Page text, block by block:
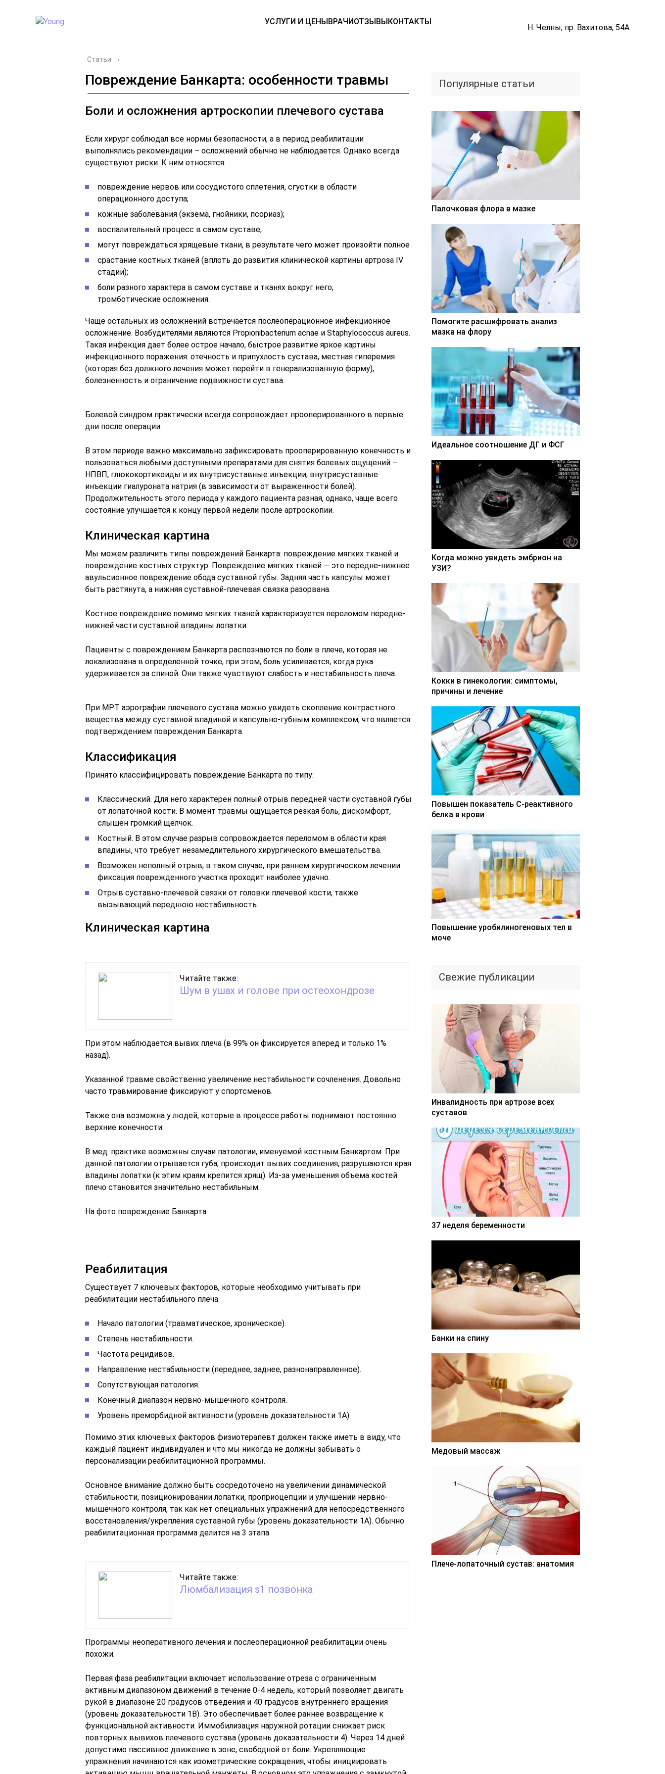
УСЛУГИ И ЦЕНЫВРАЧИОТЗЫВЫКОНТАКТЫ
Н. Челны, пр. Вахитова, 54А
Статьи ›
Повреждение Банкарта: особенности травмы
Боли и осложнения артроскопии плечевого сустава
Если хирург соблюдал все нормы безопасности, а в период реабилитации
выполнялись рекомендации – осложнений обычно не наблюдается. Однако всегда
существуют риски. К ним относятся:
повреждение нервов или сосудистого сплетения, сгустки в области
операционного доступа;
кожные заболевания (экзема, гнойники, псориаз);
воспалительный процесс в самом суставе;
могут повреждаться хрящевые ткани, в результате чего может произойти полное
срастание костных тканей (вплоть до развития клинической картины артроза IV
стадии);
боли разного характера в самом суставе и тканях вокруг него;
тромботические осложнения.
Чаще остальных из осложнений встречается послеоперационное инфекционное
осложнение. Возбудителями являются Propionibacterium acnae и Staphylococcus aureus.
Такая инфекция дает более острое начало, быстрое развитие яркое картины
инфекционного поражения: отечность и припухлость сустава, местная гиперемия
(которая без должного лечения может перейти в генерализованную форму),
болезненность и ограничение подвижности сустава.
Болевой синдром практически всегда сопровождает прооперированного в первые
дни после операции.
В этом периоде важно максимально зафиксировать прооперированную конечность и
пользоваться любыми доступными препаратами для снятия болевых ощущений –
НПВП, глюкокортикоиды и их внутрисуставные инъекции, внутрисуставные
инъекции гиалуроната натрия (в зависимости от выраженности болей).
Продолжительность этого периода у каждого пациента разная, однако, чаще всего
состояние улучшается к концу первой недели после артроскопии.
Клиническая картина
Мы можем различить типы повреждений Банкарта: повреждение мягких тканей и
повреждение костных структур. Повреждение мягких тканей — это передне-нижнее
авульсионное повреждение обода суставной губы. Задняя часть капсулы может
быть растянута, а нижняя суставной-плечевая связка разорвана.
Костное повреждение помимо мягких тканей характеризуется переломом передне-
нижней части суставной впадины лопатки.
Пациенты с повреждением Банкарта распознаются по боли в плече, которая не
локализована в определенной точке, при этом, боль усиливается, когда рука
удерживается за спиной. Они также чувствуют слабость и нестабильность плеча.
При МРТ аэрографии плечевого сустава можно увидеть скопление контрастного
вещества между суставной впадиной и капсульно-губным комплексом, что является
подтверждением повреждения Банкарта.
Классификация
Принято классифицировать повреждение Банкарта по типу:
Классический. Для него характерен полный отрыв передней части суставной губы
от лопаточной кости. В момент травмы ощущается резкая боль, дискомфорт,
слышен громкий щелчок.
Костный. В этом случае разрыв сопровождается переломом в области края
впадины, что требует незамедлительного хирургического вмешательства.
Возможен неполный отрыв, в таком случае, при раннем хирургическом лечении
фиксация поврежденного участка проходит наиболее удачно.
Отрыв суставно-плечевой связки от головки плечевой кости, также
вызывающий переднюю нестабильность.
Клиническая картина
Читайте также:
Шум в ушах и голове при остеохондрозе
При этом наблюдается вывих плеча (в 99% он фиксируется вперед и только 1%
назад).
Указанной травме свойственно увеличение нестабильности сочленения. Довольно
часто травмирование фиксируют у спортсменов.
Также она возможна у людей, которые в процессе работы поднимают постоянно
верхние конечности.
В мед. практике возможны случаи патологии, именуемой костным Банкартом. При
данной патологии отрывается губа, происходит вывих соединения, разрушаются края
впадины лопатки (к этим краям крепится хрящ). Из-за уменьшения объема костей
плечо становится значительно нестабильным.
На фото повреждение Банкарта
Реабилитация
Существует 7 ключевых факторов, которые необходимо учитывать при
реабилитации нестабильного плеча.
Начало патологии (травматическое, хроническое).
Степень нестабильности.
Частота рецидивов.
Направление нестабильности (переднее, заднее, разнонаправленное).
Сопутствующая патология.
Конечный диапазон нервно-мышечного контроля.
Уровень преморбидной активности (уровень доказательности 1А).
Помимо этих ключевых факторов физиотерапевт должен также иметь в виду, что
каждый пациент индивидуален и что мы никогда не должны забывать о
персонализации реабилитационной программы.
Основное внимание должно быть сосредоточено на увеличении динамической
стабильности, позиционировании лопатки, проприоцепции и улучшении нервно-
мышечного контроля, так как нет специальных упражнений для непосредственного
восстановления/укрепления суставной губы (уровень доказательности 1А). Обычно
реабилитационная программа делится на 3 этапа
Читайте также:
Люмбализация s1 позвонка
Программы неоперативного лечения и послеоперационной реабилитации очень
похожи.
Первая фаза реабилитации включает использование отреза с ограниченным
активным диапазоном движений в течение 0-4 недель, который позволяет двигать
рукой в диапазоне 20 градусов отведения и 40 градусов внутреннего вращения
(уровень доказательности 1В). Это обеспечивает более раннее возвращение к
функциональной активности. Иммобилизация наружной ротации снижает риск
повторных вывихов плечевого сустава (уровень доказательности 4). Через 14 дней
допустимо пассивное движение в зоне, свободной от боли. Укрепляющие
упражнения начинаются как изометрические сокращения, чтобы инициировать
Популярные статьи
Палочковая флора в мазке
Помогите расшифровать анализ
мазка на флору
Идеальное соотношение ДГ и ФСГ
Когда можно увидеть эмбрион на
УЗИ?
Кокки в гинекологии: симптомы,
причины и лечение
Повышен показатель С-реактивного
белка в крови
Повышение уробилиногеновых тел в
моче
Свежие публикации
Инвалидность при артрозе всех
суставов
37 неделя беременности
Банки на спину
Медовый массаж
Плече-лопаточный сустав: анатомия